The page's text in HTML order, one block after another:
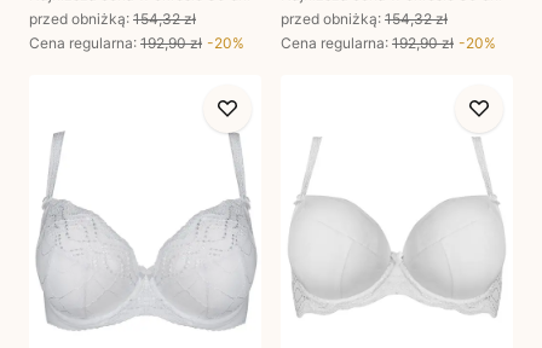
przed obniżką: 154,32 zł
Cena regularna: 192,90 zł -20%
przed obniżką: 154,32 zł
Cena regularna: 192,90 zł -20%